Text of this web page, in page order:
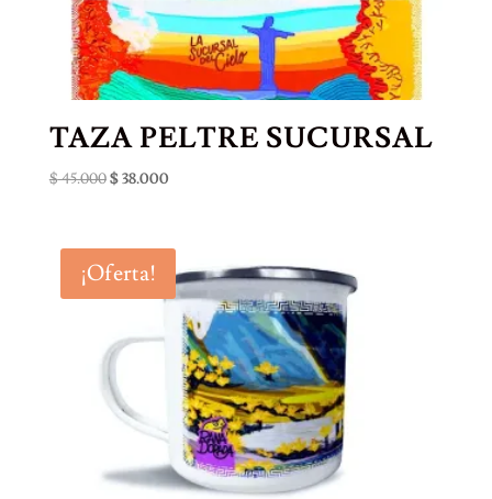
TAZA PELTRE SUCURSAL
$45.000El
era:
$ 45.000.
$38.000El
es:
$ 38.000.
¡Oferta!